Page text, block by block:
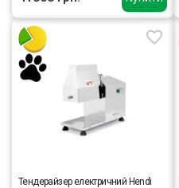
Тендерайзер електричний Hendi